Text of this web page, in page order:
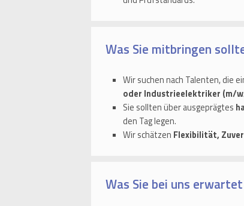
Was Sie mitbringen
Wir suchen nach Talenten, die
oder Industrieelektriker (m/
Sie sollten über ausgeprägtes
den Tag legen.
Wir schätzen Flexibilität,
Was Sie bei uns